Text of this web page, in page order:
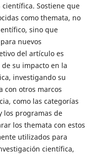
Sostiene que
como themata, no
sino que
nuevos
del artículo es
su impacto en la
investigando su
con otros marcos
como las categorías
los programas de
los themata con estos
utilizados para
científica,